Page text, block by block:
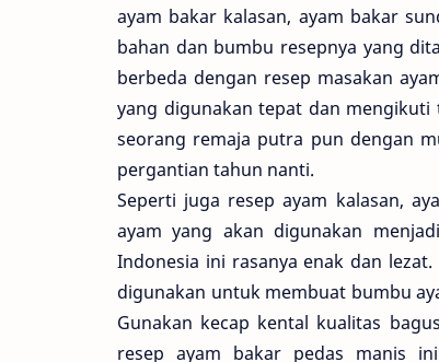
ayam bakar kalasan, ayam bakar
bahan dan bumbu resepnya yang
berbeda dengan resep masakan
yang digunakan tepat dan
seorang remaja putra pun dengan
pergantian tahun nanti.
Seperti juga resep ayam kalasan,
ayam yang akan digunakan
Indonesia ini rasanya enak dan
digunakan untuk membuat bumbu
Gunakan kecap kental kualitas
resep ayam bakar pedas manis